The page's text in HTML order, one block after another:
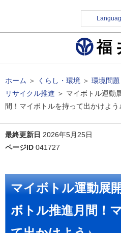
ホーム ＞ くらし・環境 ＞ 環境問
リサイクル推進 ＞ マイボトル運動
間！マイボトルを持って出かけよう
最終更新日 2026年5月25日
ページID 041727
マイボトル運動展
ボトル推進月間！